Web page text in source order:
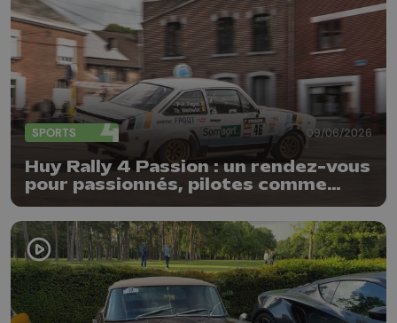
SPORTS 09/06/2026
Huy Rally 4 Passion : un rendez-vous
pour passionnés, pilotes comme
spectateurs